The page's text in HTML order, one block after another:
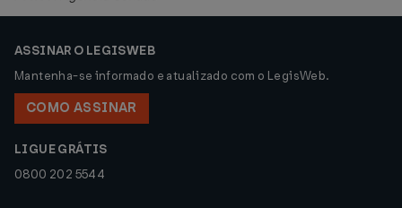
ASSINAR O LEGISWEB
Mantenha-se informado e atualizado com o LegisWeb.
COMO ASSINAR
LIGUE GRÁTIS
0800 202 5544